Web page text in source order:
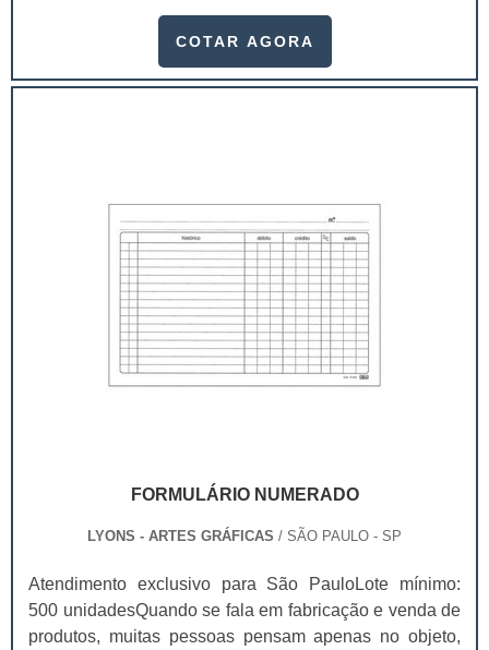
produto.A busca por empresas sérias para adquirir esse
podem assegurar aos clientes características pontuais
COTAR AGORA
FORMULÁRIO NUMERADO
LYONS - ARTES GRÁFICAS / SÃO PAULO - SP
Atendimento exclusivo para São PauloLote mínimo:
500 unidadesQuando se fala em fabricação e venda de
produtos, muitas pessoas pensam apenas no objeto,